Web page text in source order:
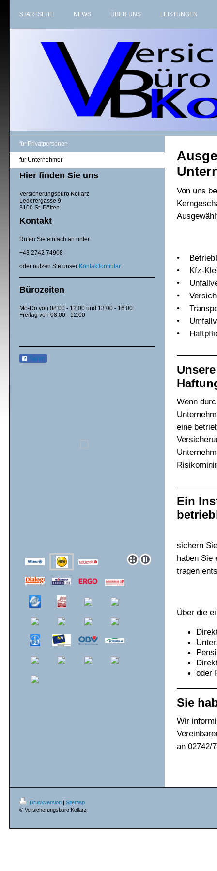
STARTSEITE NEWS ÜBER UNS LEISTUNGEN
für Privatpersonen
für Unternehmer
Hier finden Sie uns
Versicherungsbüro Kollarz
Lederergasse 9
3100 St. Pölten
Kontakt
Rufen Sie einfach an unter
+43 2742 74908
oder nutzen Sie unser Kontaktformular.
Bürozeiten
Mo-Do von 08:00 - 12:00 und 13:00 - 16:00
Freitag von 08:00 - 12:00
Teilen
Von uns
•
• Kfz-
•
•
•
•
•
Wenn
eine
Ein
sichern
haben Sie
tragen
Über die
oder
Sie
Wir
an 02742/
Druckversion | Sitemap
© Versicherungsbüro Kollarz